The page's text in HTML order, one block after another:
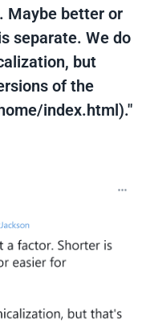
Maybe better or
separate. We do
but
of the
index.html)."